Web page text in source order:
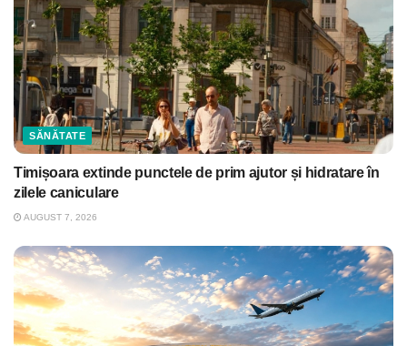
SĂNĂTATE
Timișoara extinde punctele de prim ajutor și hidratare în
zilele caniculare
AUGUST 7, 2026